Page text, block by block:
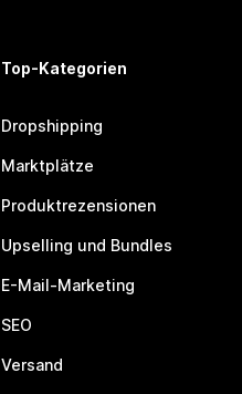
Top-Kategorien
Dropshipping
Marktplätze
Produktrezensionen
Upselling und Bundles
E-Mail-Marketing
SEO
Versand